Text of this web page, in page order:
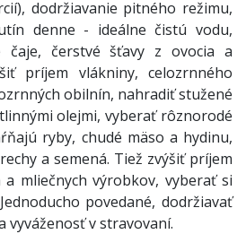
dodržiavanie pitného režimu,
denne - ideálne čistú vodu,
čaje, čerstvé šťavy z ovocia a
príjem vlákniny, celozrnného
obilnín, nahradiť stužené
olejmi, vyberať rôznorodé
ryby, chudé mäso a hydinu,
a semená. Tiež zvýšiť príjem
mliečnych výrobkov, vyberať si
povedané, dodržiavať
vyváženosť v stravovaní.